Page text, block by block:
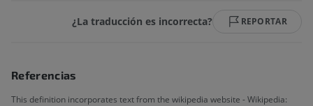
¿La traducción es incorrecta? REPORTAR
Referencias
This definition incorporates text from the wikipedia website - Wikipedia: